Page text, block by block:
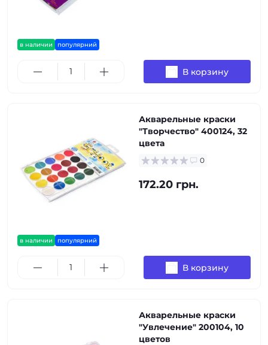
в наличии популярний
В корзину
в наличии популярний
Акварельные краски
"Творчество" 400124, 32
цвета
0
172.20 грн.
В корзину
Акварельные краски
"Увлечение" 200104, 10
цветов